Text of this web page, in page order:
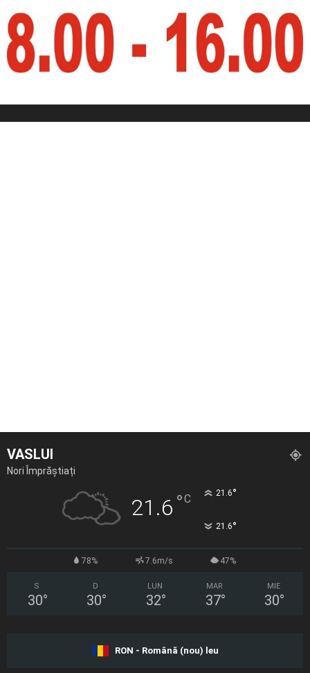
VASLUI
Nori Împrăștiați
21.6 °C 21.6°
21.6°
78% 7.6m/s 47%
S
30°
D
30°
LUN
32°
MAR
37°
MIE
30°
RON - Română (nou) leu